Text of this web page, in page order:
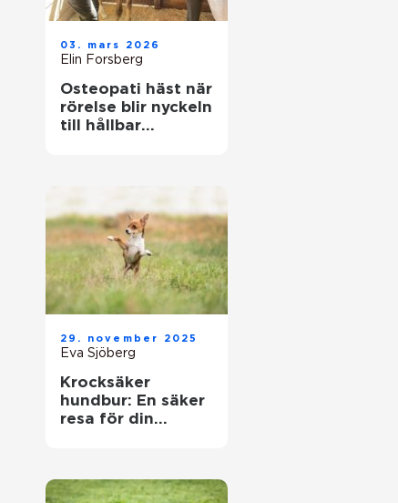
03. mars 2026
Elin Forsberg
Osteopati häst när
rörelse blir nyckeln
till hållbar
29. november 2025
Eva Sjöberg
Krocksäker
hundbur: En säker
resa för din